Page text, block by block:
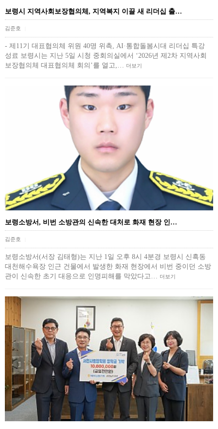
보령시 지역사회보장협의체, 지역복지 이끌 새 리더십 출…
김준호
- 제11기 대표협의체 위원 40명 위촉, AI·통합돌봄시대 리더십 특강
성료 보령시는 지난 5일 시청 중회의실에서 ‘2026년 제2차 지역사회
보장협의체 대표협의체 회의’를 열고,… 더보기
보령소방서, 비번 소방관의 신속한 대처로 화재 현장 인…
김준호
보령소방서(서장 김태형)는 지난 1일 오후 8시 4분경 보령시 신흑동
대천해수욕장 인근 건물에서 발생한 화재 현장에서 비번 중이던 소방
관이 신속한 초기 대응으로 인명피해를 막았다고… 더보기